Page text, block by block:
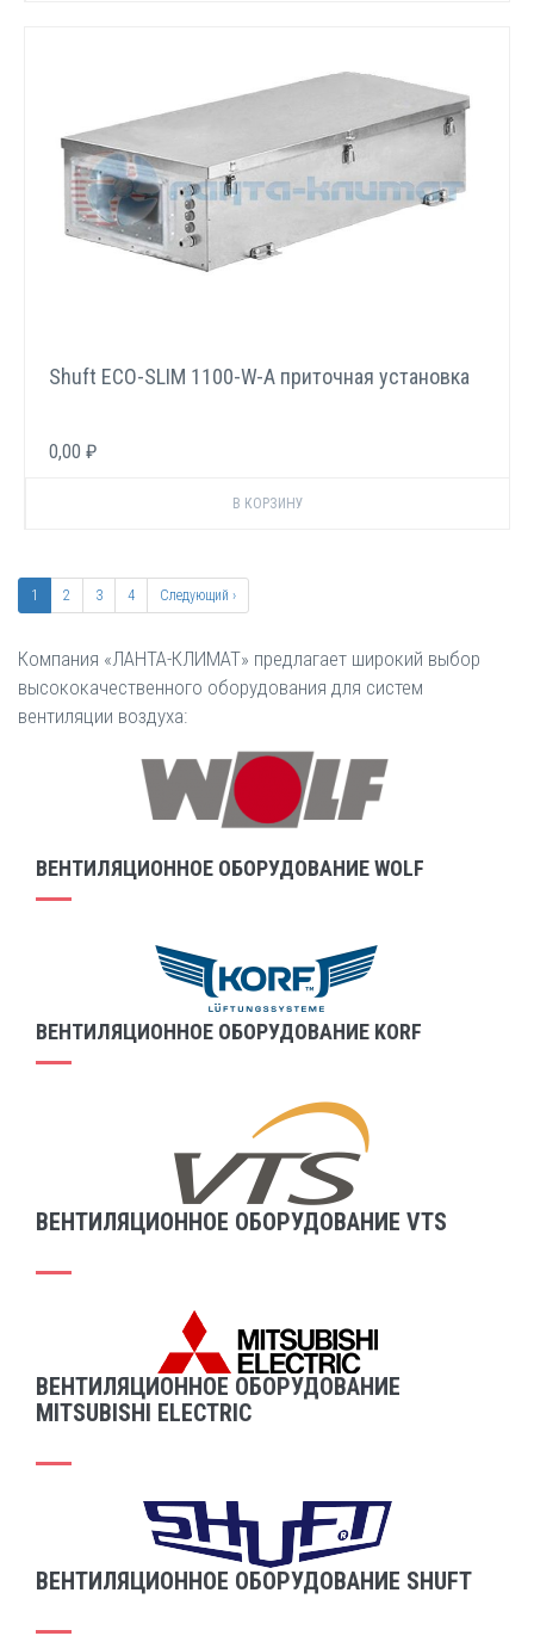
Shuft ECO-SLIM 1100-W-А приточная установка
0,00 ₽
Нумерация
страниц
Текущая
страница
1 Page
2 Page
3 Page
4
Следующая
страница
Следующий ›
Компания «ЛАНТА-КЛИМАТ» предлагает широкий выбор
высококачественного оборудования для систем
вентиляции воздуха:
ВЕНТИЛЯЦИОННОЕ ОБОРУДОВАНИЕ WOLF
ВЕНТИЛЯЦИОННОЕ ОБОРУДОВАНИЕ KORF
ВЕНТИЛЯЦИОННОЕ ОБОРУДОВАНИЕ VTS
ВЕНТИЛЯЦИОННОЕ ОБОРУДОВАНИЕ
MITSUBISHI ELECTRIC
ВЕНТИЛЯЦИОННОЕ ОБОРУДОВАНИЕ SHUFT